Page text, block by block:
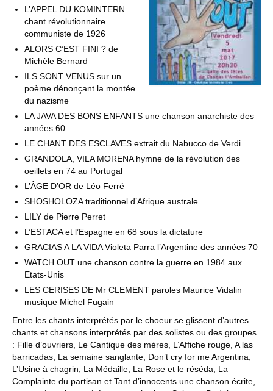
L’APPEL DU KOMINTERN
chant révolutionnaire
communiste de 1926
ALORS C’EST FINI ? de
Michèle Bernard
ILS SONT VENUS sur un
poème dénonçant la montée
du nazisme
LA JAVA DES BONS ENFANTS une chanson anarchiste des
années 60
LE CHANT DES ESCLAVES extrait du Nabucco de Verdi
GRANDOLA, VILA MORENA hymne de la révolution des
oeillets en 74 au Portugal
L’ÂGE D’OR de Léo Ferré
SHOSHOLOZA traditionnel d’Afrique australe
LILY de Pierre Perret
L’ESTACA et l’Espagne en 68 sous la dictature
GRACIAS A LA VIDA Violeta Parra l’Argentine des années 70
WATCH OUT une chanson contre la guerre en 1984 aux
Etats-Unis
LES CERISES DE Mr CLEMENT paroles Maurice Vidalin
musique Michel Fugain
Entre les chants interprétés par le choeur se glissent d’autres
chants et chansons interprétés par des solistes ou des groupes
: Fille d’ouvriers, Le Cantique des mères, L’Affiche rouge, A las
barricadas, La semaine sanglante, Don’t cry for me Argentina,
L’Usine à chagrin, La Médaille, La Rose et le réséda, La
Complainte du partisan et Tant d’innocents une chanson écrite,